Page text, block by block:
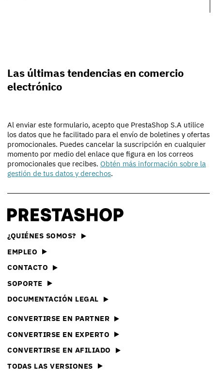
Las últimas tendencias en comercio
electrónico
Al enviar este formulario, acepto que PrestaShop S.A utilice
los datos que he facilitado para el envío de boletines y ofertas
promocionales. Puedes cancelar la suscripción en cualquier
momento por medio del enlace que figura en los correos
promocionales que recibes. Obtén más información sobre la
gestión de tus datos y derechos.
¿QUIÉNES SOMOS?
EMPLEO
CONTACTO
SOPORTE
DOCUMENTACIÓN LEGAL
CONVERTIRSE EN PARTNER
CONVERTIRSE EN EXPERTO
CONVERTIRSE EN AFILIADO
TODAS LAS VERSIONES